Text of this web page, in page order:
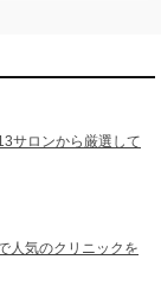
サロンから厳選して
人気のクリニックを